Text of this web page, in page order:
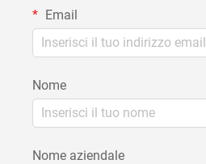
Email
Nome
Nome aziendale